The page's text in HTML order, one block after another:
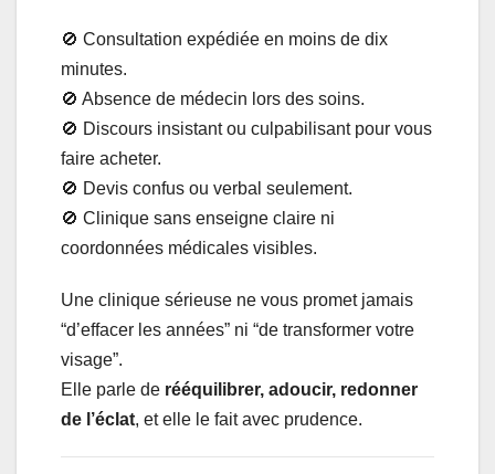
🚫 Consultation expédiée en moins de dix
minutes.
🚫 Absence de médecin lors des soins.
🚫 Discours insistant ou culpabilisant pour vous
faire acheter.
🚫 Devis confus ou verbal seulement.
🚫 Clinique sans enseigne claire ni
coordonnées médicales visibles.
Une clinique sérieuse ne vous promet jamais
“d’effacer les années” ni “de transformer votre
visage”.
Elle parle de rééquilibrer, adoucir, redonner
de l’éclat, et elle le fait avec prudence.